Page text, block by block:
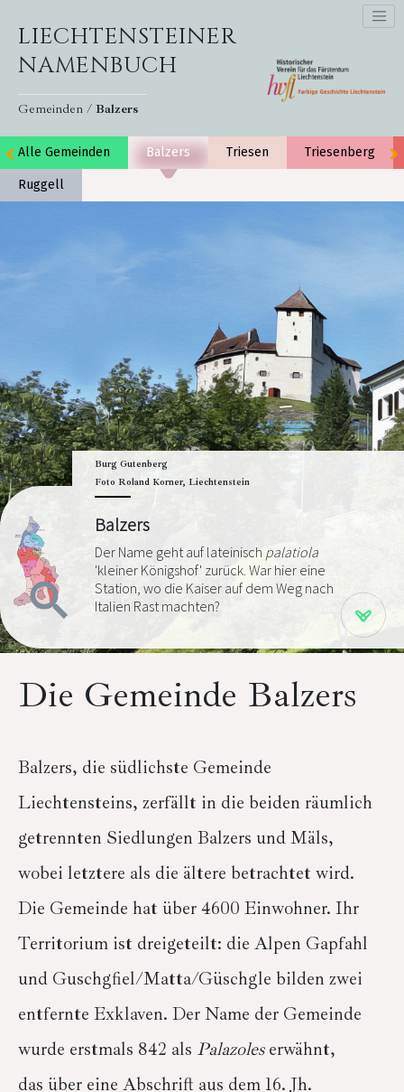
LIECHTENSTEINER
NAMENBUCH
Gemeinden / Balzers
Alle Gemeinden Balzers Triesen Triesenberg
Ruggell
Burg Gutenberg
Foto Roland Korner, Liechtenstein
Balzers
Der Name geht auf lateinisch palatiola
'kleiner Königshof' zurück. War hier eine
Station, wo die Kaiser auf dem Weg nach
Italien Rast machten?
Die Gemeinde Balzers
Balzers, die südlichste Gemeinde
Liechtensteins, zerfällt in die beiden räumlich
getrennten Siedlungen Balzers und Mäls,
wobei letztere als die ältere betrachtet wird.
Die Gemeinde hat über 4600 Einwohner. Ihr
Territorium ist dreigeteilt: die Alpen Gapfahl
und Guschgfiel/Matta/Güschgle bilden zwei
entfernte Exklaven. Der Name der Gemeinde
wurde erstmals 842 als Palazoleserwähnt,
das über eine Abschrift aus dem 16. Jh.